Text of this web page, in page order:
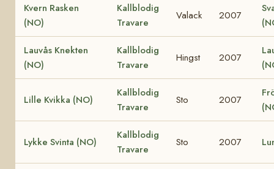
Kvern Rasken
(NO)
Kallblodig
Travare
Valack 2007
Lauvås Knekten
(NO)
Kallblodig
Travare
Hingst 2007
Lille Kvikka (NO)
Kallblodig
Travare
Sto 2007
Lykke Svinta (NO)
Kallblodig
Travare
Sto 2007